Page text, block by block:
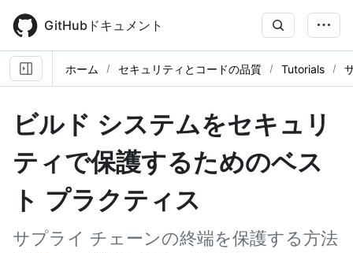
main
content
GitHubドキュメント
ホーム セキュリティとコードの品質 Tutorials
ビルド システムをセキュリ
ティで保護するためのベス
ト プラクティス
サプライ チェーンの終端を保護する方法